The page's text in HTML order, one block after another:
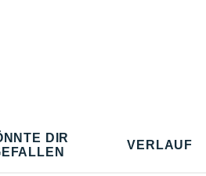
DIR
VERLAUF